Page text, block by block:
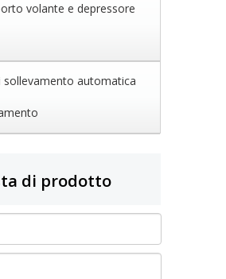
volante e depressore
sollevamento automatica
di prodotto